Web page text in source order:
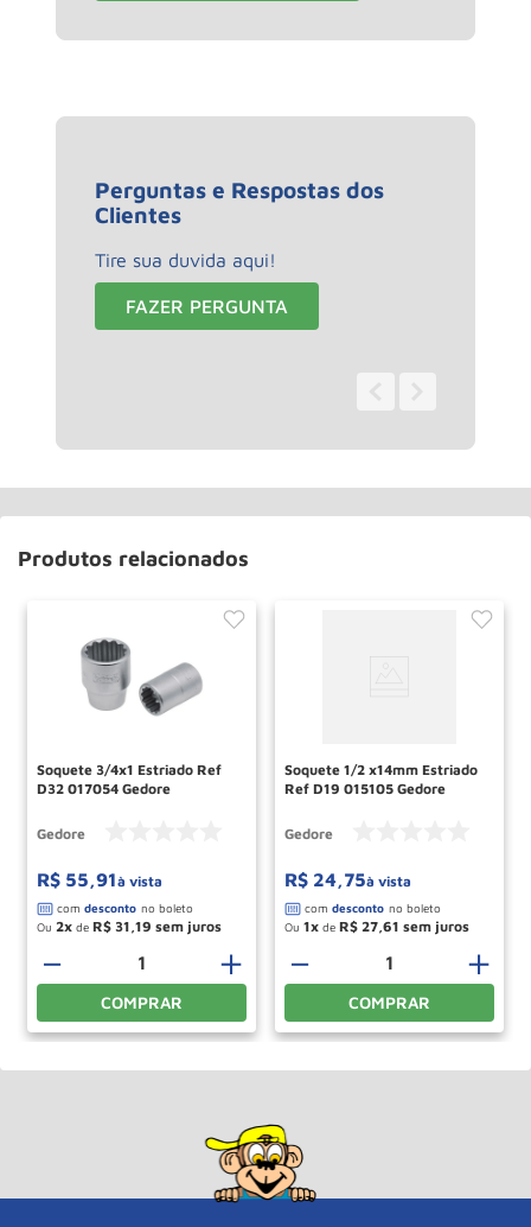
Perguntas e Respostas dos
Clientes
Tire sua duvida aqui!
FAZER PERGUNTA
Produtos relacionados
Soquete 3/4x1 Estriado Ref
D32 017054 Gedore
Gedore
R$ 55,91à vista
Ou 2 de R$ 31,19
＋
－
COMPRAR
Soquete 1/2 x14mm Estriado
Ref D19 015105 Gedore
Gedore
R$ 24,75à vista
Ou 1 de R$ 27,61
＋
－
COMPRAR